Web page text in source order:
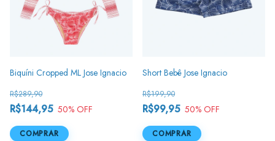
Biquíni Cropped ML Jose Ignacio
R$144,95
R$289,90
50% OFF
COMPRAR
Short Bebê Jose Ignacio
R$99,95
R$199,90
50% OFF
COMPRAR